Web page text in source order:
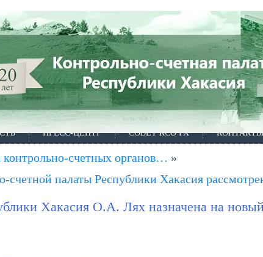
ПРЕСС-ЦЕНТР СОВЕТ КСО РХ КОНТАКТЫ
контрольно-счетных органов… »
счетной палаты Республики Хакасия
Хакасия О.А. Лях назначена на